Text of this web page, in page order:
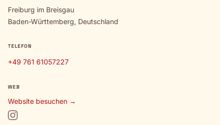
Freiburg im Breisgau
Baden-Württemberg, Deutschland
TELEFON
+49 761 61057227
WEB
Website besuchen →